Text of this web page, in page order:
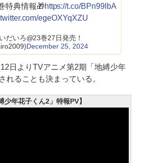
特典情報🎁https://t.co/BPn99lbA
egeOXYqXZU
だいろ@23巻27日発売！
December 25, 2024
日よりTVアニメ第2期「地縛少年
れることも決まっている。
少年花子くん2」特報PV】